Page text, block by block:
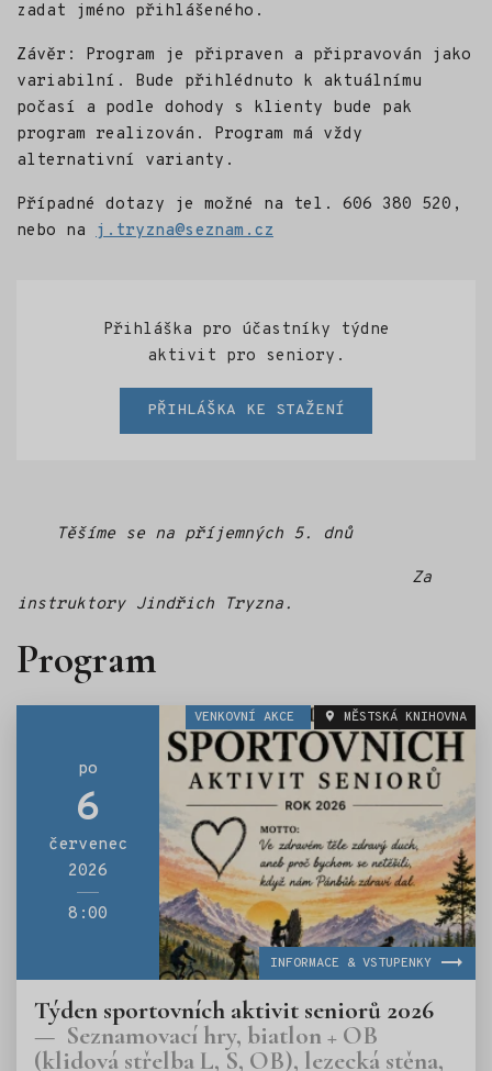
zadat jméno přihlášeného.
Závěr: Program je připraven a připravován jako
variabilní. Bude přihlédnuto k aktuálnímu
počasí a podle dohody s klienty bude pak
program realizován. Program má vždy
alternativní varianty.
Případné dotazy je možné na tel. 606 380 520,
nebo na j.tryzna@seznam.cz
Přihláška pro účastníky týdne
aktivit pro seniory.
PŘIHLÁŠKA KE STAŽENÍ
Těšíme se na příjemných 5. dnů
Za
instruktory Jindřich Tryzna.
Program
po
6
červenec
2026
8:00
VENKOVNÍ AKCE MĚSTSKÁ KNIHOVNA
Týden sportovních aktivit seniorů 2026
Seznamovací hry, biatlon + OB
(klidová střelba L, S, OB), lezecká stěna,
INFORMACE & VSTUPENKY